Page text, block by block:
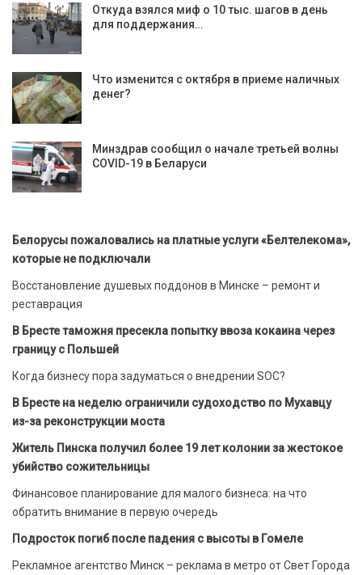
Откуда взялся миф о 10 тыс. шагов в день
для поддержания…
Что изменится с октября в приеме наличных
денег?
Минздрав сообщил о начале третьей волны
COVID-19 в Беларуси
Белорусы пожаловались на платные услуги «Белтелекома»,
которые не подключали
Восстановление душевых поддонов в Минске – ремонт и
реставрация
В Бресте таможня пресекла попытку ввоза кокаина через
границу с Польшей
Когда бизнесу пора задуматься о внедрении SOC?
В Бресте на неделю ограничили судоходство по Мухавцу
из-за реконструкции моста
Житель Пинска получил более 19 лет колонии за жестокое
убийство сожительницы
Финансовое планирование для малого бизнеса: на что
обратить внимание в первую очередь
Подросток погиб после падения с высоты в Гомеле
Рекламное агентство Минск – реклама в метро от Свет Города